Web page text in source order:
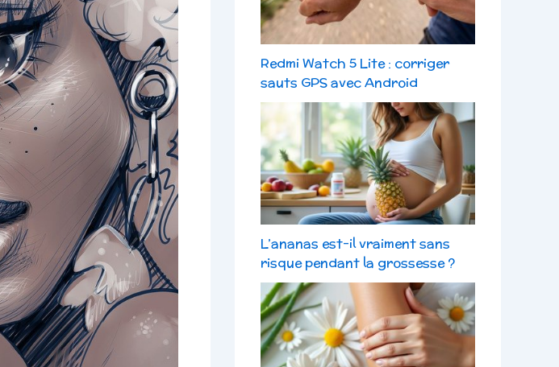
Redmi Watch 5 Lite : corriger
sauts GPS avec Android
L’ananas est-il vraiment sans
risque pendant la grossesse ?